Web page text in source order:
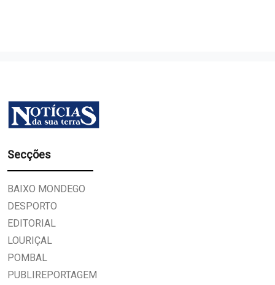
Secções
BAIXO MONDEGO
DESPORTO
EDITORIAL
LOURIÇAL
POMBAL
PUBLIREPORTAGEM